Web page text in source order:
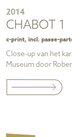
2014
CHABOT 1
c-print, incl. passe-
Close-up van het
Museum door